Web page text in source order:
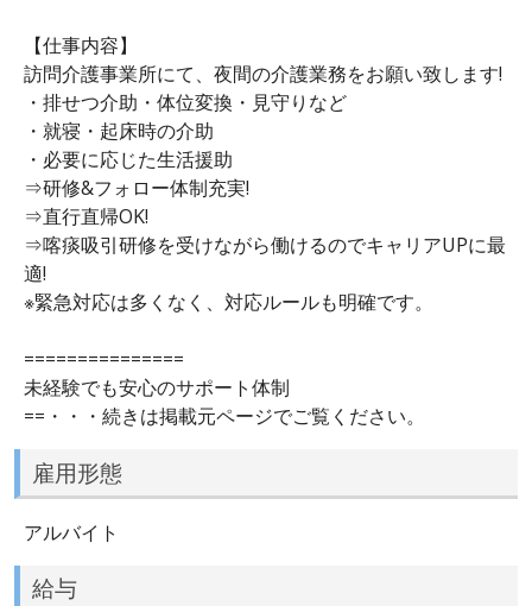
【仕事内容】
訪問介護事業所にて、夜間の介護業務をお願い致します!
・排せつ介助・体位変換・見守りなど
・就寝・起床時の介助
・必要に応じた生活援助
⇒研修&フォロー体制充実!
⇒直行直帰OK!
⇒喀痰吸引研修を受けながら働けるのでキャリアUPに最
適!
※緊急対応は多くなく、対応ルールも明確です。
===============
未経験でも安心のサポート体制
==・・・続きは掲載元ページでご覧ください。
雇用形態
アルバイト
給与